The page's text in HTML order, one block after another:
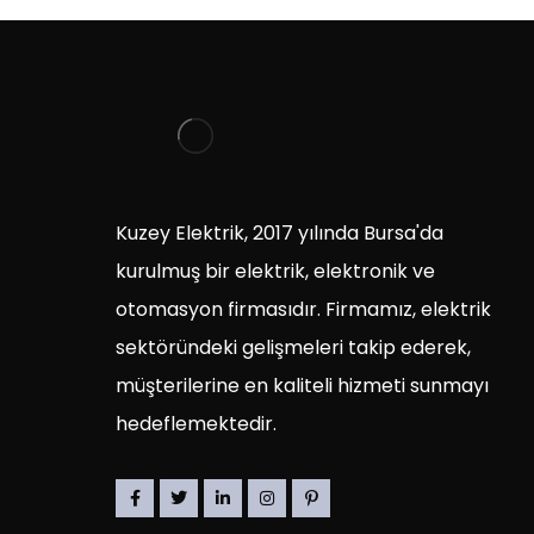
Kuzey Elektrik, 2017 yılında Bursa'da
kurulmuş bir elektrik, elektronik ve
otomasyon firmasıdır. Firmamız, elektrik
sektöründeki gelişmeleri takip ederek,
müşterilerine en kaliteli hizmeti sunmayı
hedeflemektedir.